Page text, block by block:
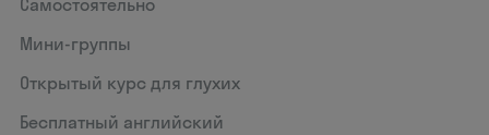
Самостоятельно
Мини-группы
Открытый курс для глухих
Бесплатный английский